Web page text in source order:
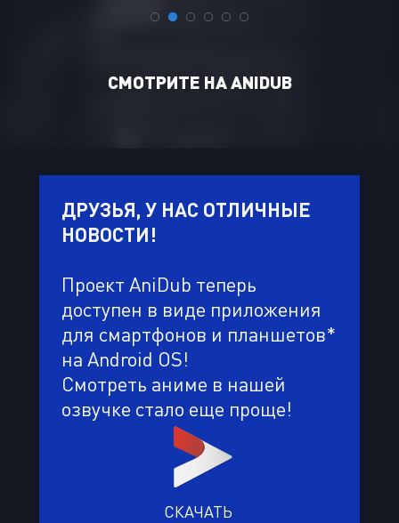
CМОТРИТЕ НА ANIDUB
ДРУЗЬЯ, У НАС ОТЛИЧНЫЕ
НОВОСТИ!
Проект AniDub теперь
доступен в виде приложения
для смартфонов и планшетов*
на Android OS!
Смотреть аниме в нашей
озвучке стало еще проще!
СКАЧАТЬ